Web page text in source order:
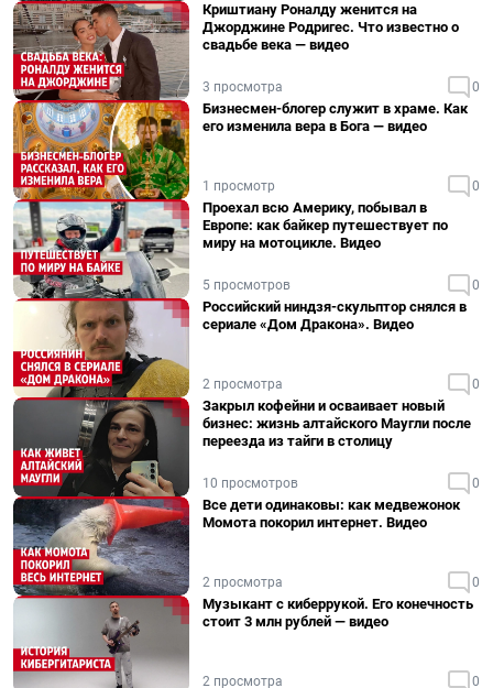
Криштиану Роналду женится на
Джорджине Родригес. Что известно о
свадьбе века — видео
3 просмотра 0
Бизнесмен-блогер служит в храме. Как
его изменила вера в Бога — видео
1 просмотр 0
Проехал всю Америку, побывал в
Европе: как байкер путешествует по
миру на мотоцикле. Видео
5 просмотров 0
Российский ниндзя-скульптор снялся в
сериале «Дом Дракона». Видео
2 просмотра 0
Закрыл кофейни и осваивает новый
бизнес: жизнь алтайского Маугли после
переезда из тайги в столицу
10 просмотров 0
Все дети одинаковы: как медвежонок
Момота покорил интернет. Видео
2 просмотра 0
Музыкант с киберрукой. Его конечность
стоит 3 млн рублей — видео
2 просмотра 0